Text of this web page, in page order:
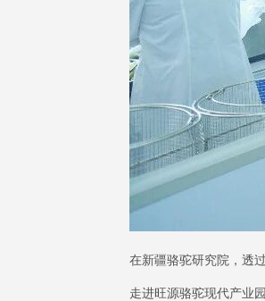
在新疆骆驼研究院，透
走进旺源骆驼现代产业